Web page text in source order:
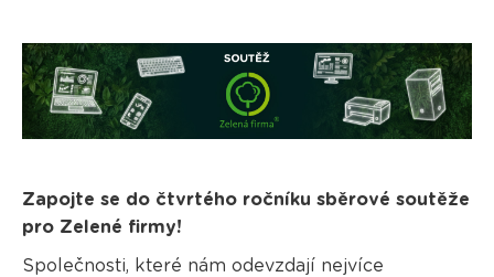
Zapojte se do čtvrtého ročníku sběrové soutěže
pro Zelené firmy!
Společnosti, které nám odevzdají nejvíce